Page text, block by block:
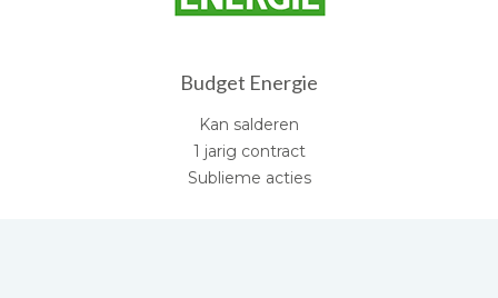
Budget Energie
Kan salderen
1 jarig contract
Sublieme acties